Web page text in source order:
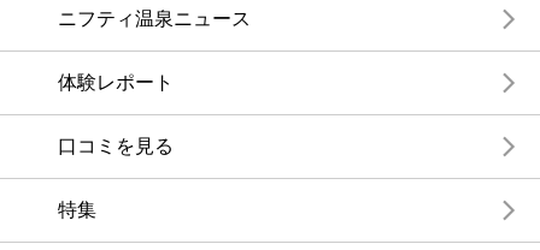
ニフティ温泉ニュース
体験レポート
口コミを見る
特集